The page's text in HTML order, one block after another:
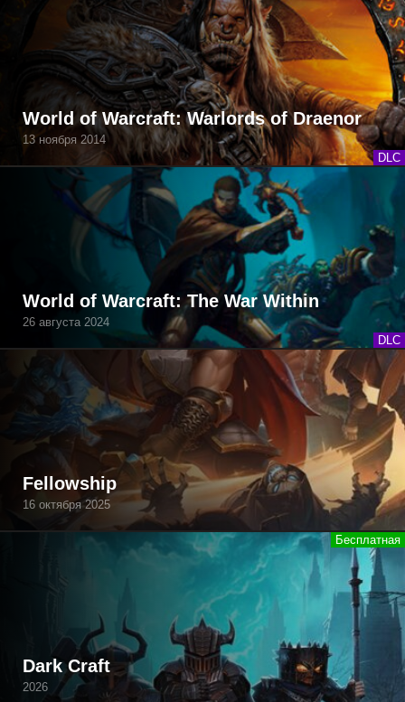
DLC
World of Warcraft: Warlords of Draenor
13 ноября 2014
DLC
World of Warcraft: The War Within
26 августа 2024
Fellowship
16 октября 2025
Dark Craft
2026